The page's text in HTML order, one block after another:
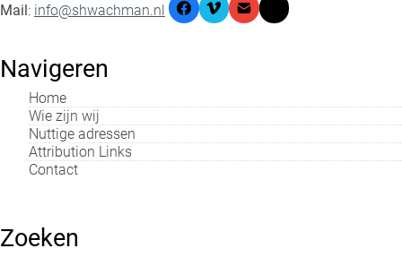
Mail: info@shwachman.nl
Navigeren
Home
Wie zijn wij
Nuttige adressen
Attribution Links
Contact
Zoeken